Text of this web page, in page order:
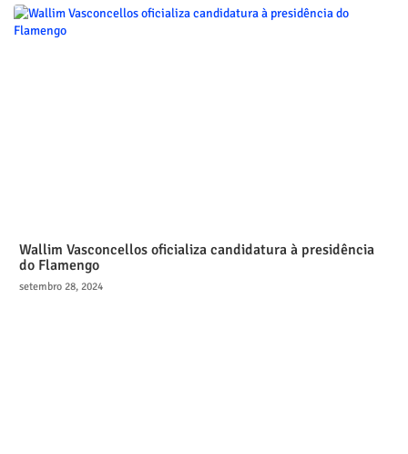
Wallim Vasconcellos oficializa candidatura à presidência
do Flamengo
setembro 28, 2024